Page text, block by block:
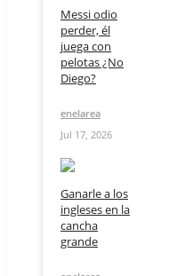
Messi odio
perder, él
juega con
pelotas ¿No
Diego?
enelarea
Jul 17, 2026
Ganarle a los
ingleses en la
cancha
grande